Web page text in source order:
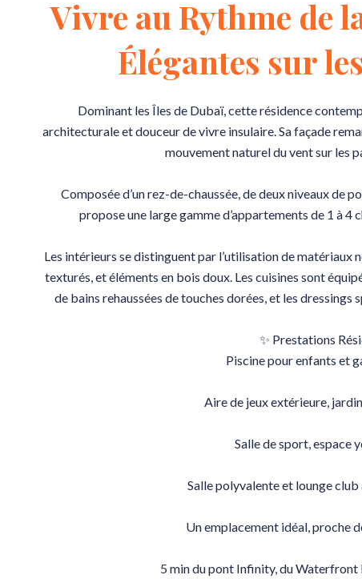
Vivre au Rythme de
Élégantes sur
Dominant les Îles de Dubaï, cette résidence
architecturale et douceur de vivre insulaire. Sa façade
mouvement naturel du vent sur les
Composée d’un rez-de-chaussée, de deux niveaux de
propose une large gamme d’appartements de 1 à 4
Les intérieurs se distinguent par l’utilisation de matériaux
texturés, et éléments en bois doux. Les cuisines sont
de bains rehaussées de touches dorées, et les
✨ Prestations
Piscine pour enfants et
Aire de jeux extérieure,
Salle de sport, espace
Salle polyvalente et lounge
Un emplacement idéal, proche
5 min du pont Infinity, du